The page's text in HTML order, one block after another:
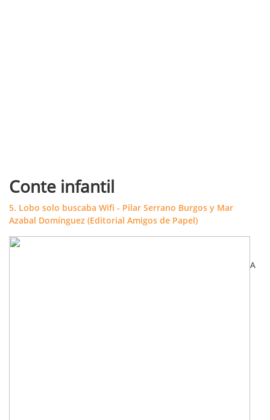
Conte infantil
5. Lobo solo buscaba Wifi - Pilar Serrano Burgos y Mar
Azabal Domínguez (Editorial Amigos de Papel)
A